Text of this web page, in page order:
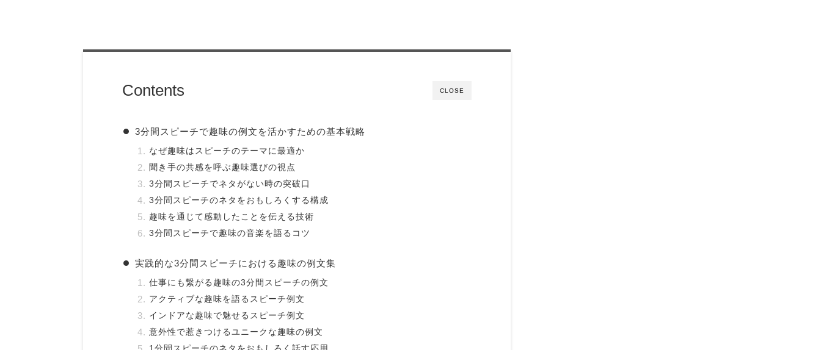
CLOSE
Contents
3分間スピーチで趣味の例文を活かすための基本戦略
なぜ趣味はスピーチのテーマに最適か
聞き手の共感を呼ぶ趣味選びの視点
3分間スピーチでネタがない時の突破口
3分間スピーチのネタをおもしろくする構成
趣味を通じて感動したことを伝える技術
3分間スピーチで趣味の音楽を語るコツ
実践的な3分間スピーチにおける趣味の例文集
仕事にも繋がる趣味の3分間スピーチの例文
アクティブな趣味を語るスピーチ例文
インドアな趣味で魅せるスピーチ例文
意外性で惹きつけるユニークな趣味の例文